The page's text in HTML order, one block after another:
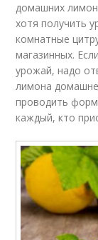
домашних
хотя получить
комнатные
магазинных.
урожай, надо
лимона
проводить
каждый, кто